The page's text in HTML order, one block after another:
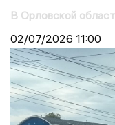
В Орловской
02/07/2026 11:00